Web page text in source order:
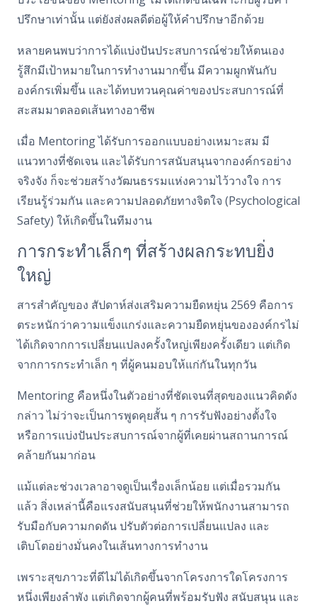
ปรึกษาเท่านั้น แต่ยังส่งผลดีต่อผู้ให้คำปรึกษาอีกด้วย
หลายคนพบว่าการได้แบ่งปันประสบการณ์ช่วยให้ตนเอง
รู้สึกมีเป้าหมายในการทำงานมากขึ้น มีความผูกพันกับ
องค์กรเพิ่มขึ้น และได้ทบทวนคุณค่าของประสบการณ์ที่
สะสมมาตลอดเส้นทางอาชีพ
เมื่อ Mentoring ได้รับการออกแบบอย่างเหมาะสม มี
แนวทางที่ชัดเจน และได้รับการสนับสนุนจากองค์กรอย่าง
จริงจัง ก็จะช่วยสร้างวัฒนธรรมแห่งความไว้วางใจ การ
เรียนรู้ร่วมกัน และความปลอดภัยทางจิตใจ (Psychological
Safety) ให้เกิดขึ้นในทีมงาน
การกระทำเล็กๆ ที่สร้างผลกระทบยิ่ง
ใหญ่
สารสำคัญของ สัปดาห์ส่งเสริมความยืดหยุ่น 2569 คือการ
ตระหนักว่าความแข็งแกร่งและความยืดหยุ่นขององค์กรไม่
ได้เกิดจากการเปลี่ยนแปลงครั้งใหญ่เพียงครั้งเดียว แต่เกิด
จากการกระทำเล็ก ๆ ที่ผู้คนมอบให้แก่กันในทุกวัน
Mentoring คือหนึ่งในตัวอย่างที่ชัดเจนที่สุดของแนวคิดดัง
กล่าว ไม่ว่าจะเป็นการพูดคุยสั้น ๆ การรับฟังอย่างตั้งใจ
หรือการแบ่งปันประสบการณ์จากผู้ที่เคยผ่านสถานการณ์
คล้ายกันมาก่อน
แม้แต่ละช่วงเวลาอาจดูเป็นเรื่องเล็กน้อย แต่เมื่อรวมกัน
แล้ว สิ่งเหล่านี้คือแรงสนับสนุนที่ช่วยให้พนักงานสามารถ
รับมือกับความกดดัน ปรับตัวต่อการเปลี่ยนแปลง และ
เติบโตอย่างมั่นคงในเส้นทางการทำงาน
เพราะสุขภาวะที่ดีไม่ได้เกิดขึ้นจากโครงการใดโครงการ
หนึ่งเพียงลำพัง แต่เกิดจากผู้คนที่พร้อมรับฟัง สนับสนุน และ